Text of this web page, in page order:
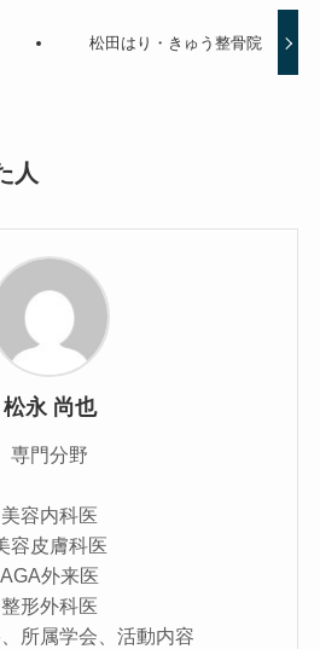
松田はり・きゅう整骨院
人
松永 尚也
専門分野
美容内科医
容皮膚科医
AGA外来医
整形外科医
所属学会、活動内容